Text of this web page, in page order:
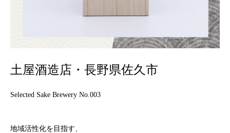
土屋酒造店・長野県佐久市
Selected Sake Brewery No.003
地域活性化を目指す、